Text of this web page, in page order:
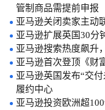
管制商品需提前申报
亚马逊关闭卖家主动
亚马逊扩展英国30分
亚马逊搜索热度飙升
亚马逊首次登顶《财
亚马逊英国发布“交
履约中心
亚马逊投资欧洲超